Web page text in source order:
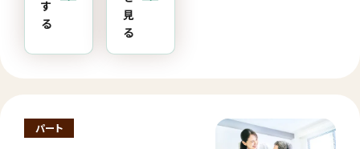
す
る
見
る
パート